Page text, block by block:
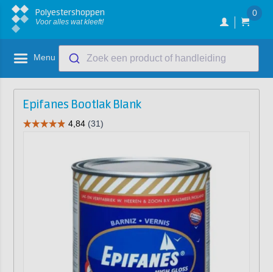
Polyestershoppen
Voor alles wat kleeft!
0
Menu Zoek een product of handleiding
Epifanes Bootlak Blank